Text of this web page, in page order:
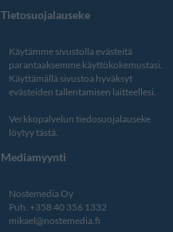
Tietosuojalauseke
Käytämme sivustolla evästeitä
parantaaksemme käyttökokemustasi.
Käyttämällä sivustoa hyväksyt
evästeiden tallentamisen laitteellesi.
Verkkopalvelun tiedosuojalauseke
löytyy tästä.
Mediamyynti
Nostemedia Oy
Puh. +358 40 356 1332
mikael@nostemedia.fi